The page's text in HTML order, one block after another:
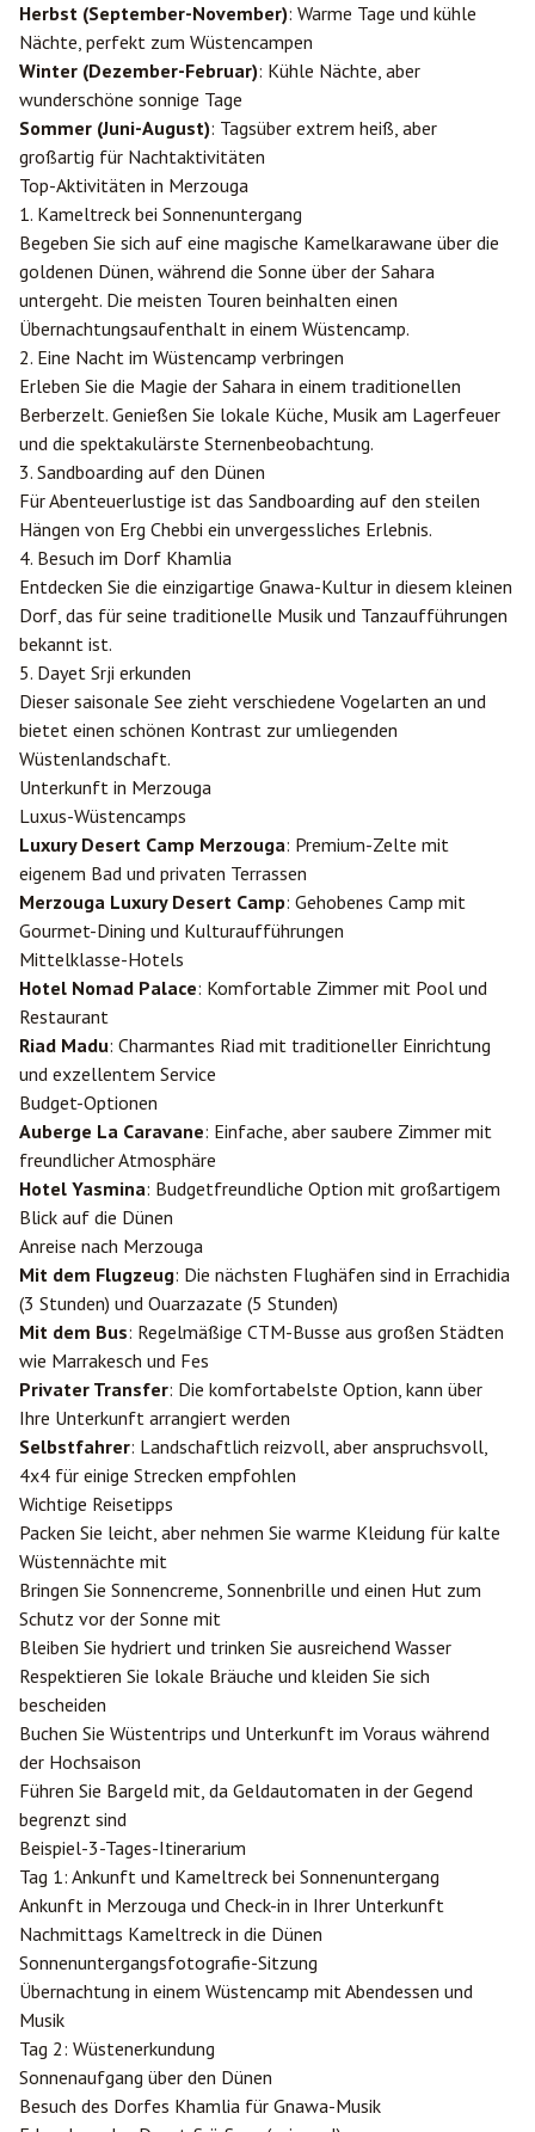
Herbst (September-November): Warme Tage und kühle
Nächte, perfekt zum Wüstencampen
Winter (Dezember-Februar): Kühle Nächte, aber
wunderschöne sonnige Tage
Sommer (Juni-August): Tagsüber extrem heiß, aber
großartig für Nachtaktivitäten
Top-Aktivitäten in Merzouga
1. Kameltreck bei Sonnenuntergang
Begeben Sie sich auf eine magische Kamelkarawane über die
goldenen Dünen, während die Sonne über der Sahara
untergeht. Die meisten Touren beinhalten einen
Übernachtungsaufenthalt in einem Wüstencamp.
2. Eine Nacht im Wüstencamp verbringen
Erleben Sie die Magie der Sahara in einem traditionellen
Berberzelt. Genießen Sie lokale Küche, Musik am Lagerfeuer
und die spektakulärste Sternenbeobachtung.
3. Sandboarding auf den Dünen
Für Abenteuerlustige ist das Sandboarding auf den steilen
Hängen von Erg Chebbi ein unvergessliches Erlebnis.
4. Besuch im Dorf Khamlia
Entdecken Sie die einzigartige Gnawa-Kultur in diesem kleinen
Dorf, das für seine traditionelle Musik und Tanzaufführungen
bekannt ist.
5. Dayet Srji erkunden
Dieser saisonale See zieht verschiedene Vogelarten an und
bietet einen schönen Kontrast zur umliegenden
Wüstenlandschaft.
Unterkunft in Merzouga
Luxus-Wüstencamps
Luxury Desert Camp Merzouga: Premium-Zelte mit
eigenem Bad und privaten Terrassen
Merzouga Luxury Desert Camp: Gehobenes Camp mit
Gourmet-Dining und Kulturaufführungen
Mittelklasse-Hotels
Hotel Nomad Palace: Komfortable Zimmer mit Pool und
Restaurant
Riad Madu: Charmantes Riad mit traditioneller Einrichtung
und exzellentem Service
Budget-Optionen
Auberge La Caravane: Einfache, aber saubere Zimmer mit
freundlicher Atmosphäre
Hotel Yasmina: Budgetfreundliche Option mit großartigem
Blick auf die Dünen
Anreise nach Merzouga
Mit dem Flugzeug: Die nächsten Flughäfen sind in Errachidia
(3 Stunden) und Ouarzazate (5 Stunden)
Mit dem Bus: Regelmäßige CTM-Busse aus großen Städten
wie Marrakesch und Fes
Privater Transfer: Die komfortabelste Option, kann über
Ihre Unterkunft arrangiert werden
Selbstfahrer: Landschaftlich reizvoll, aber anspruchsvoll,
4x4 für einige Strecken empfohlen
Wichtige Reisetipps
Packen Sie leicht, aber nehmen Sie warme Kleidung für kalte
Wüstennächte mit
Bringen Sie Sonnencreme, Sonnenbrille und einen Hut zum
Schutz vor der Sonne mit
Bleiben Sie hydriert und trinken Sie ausreichend Wasser
Respektieren Sie lokale Bräuche und kleiden Sie sich
bescheiden
Buchen Sie Wüstentrips und Unterkunft im Voraus während
der Hochsaison
Führen Sie Bargeld mit, da Geldautomaten in der Gegend
begrenzt sind
Beispiel-3-Tages-Itinerarium
Tag 1: Ankunft und Kameltreck bei Sonnenuntergang
Ankunft in Merzouga und Check-in in Ihrer Unterkunft
Nachmittags Kameltreck in die Dünen
Sonnenuntergangsfotografie-Sitzung
Übernachtung in einem Wüstencamp mit Abendessen und
Musik
Tag 2: Wüstenerkundung
Sonnenaufgang über den Dünen
Besuch des Dorfes Khamlia für Gnawa-Musik